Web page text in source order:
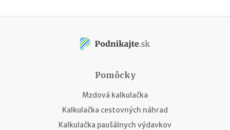
Pomôcky
Mzdová kalkulačka
Kalkulačka cestovných náhrad
Kalkulačka paušálnych výdavkov